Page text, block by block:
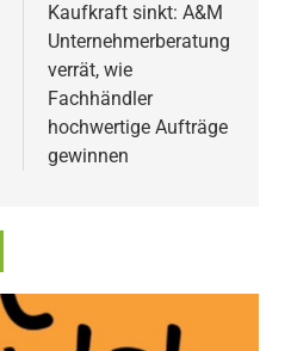
Kaufkraft sinkt: A&M
Unternehmerberatung
verrät, wie
Fachhändler
hochwertige Aufträge
gewinnen